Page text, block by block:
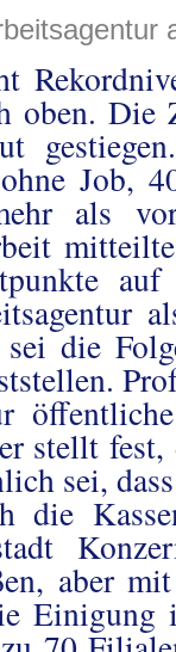
oben.
Job,
als
die
stellt
sei,
die
aber